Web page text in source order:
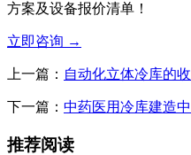
方案及设备报价清单！
立即咨询 →
上一篇： 自动化立体冷库的
下一篇： 中药医用冷库建造
推荐阅读